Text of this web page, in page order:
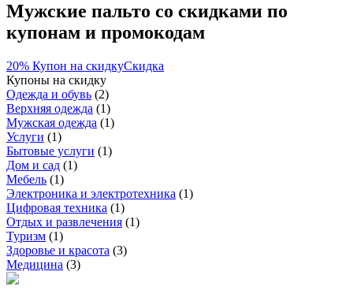
Мужские пальто со скидками по
купонам и промокодам
20% Купон на скидкуСкидка
Купоны на скидку
Одежда и обувь (2)
Верхняя одежда (1)
Мужская одежда (1)
Услуги (1)
Бытовые услуги (1)
Дом и сад (1)
Мебель (1)
Электроника и электротехника (1)
Цифровая техника (1)
Отдых и развлечения (1)
Туризм (1)
Здоровье и красота (3)
Медицина (3)